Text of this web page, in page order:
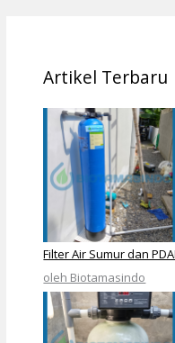
Artikel Terbaru
Filter Air Sumur dan
oleh Biotamasindo